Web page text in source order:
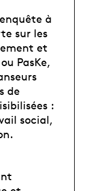
à
sur les
et
PasKe,
de
:
social,